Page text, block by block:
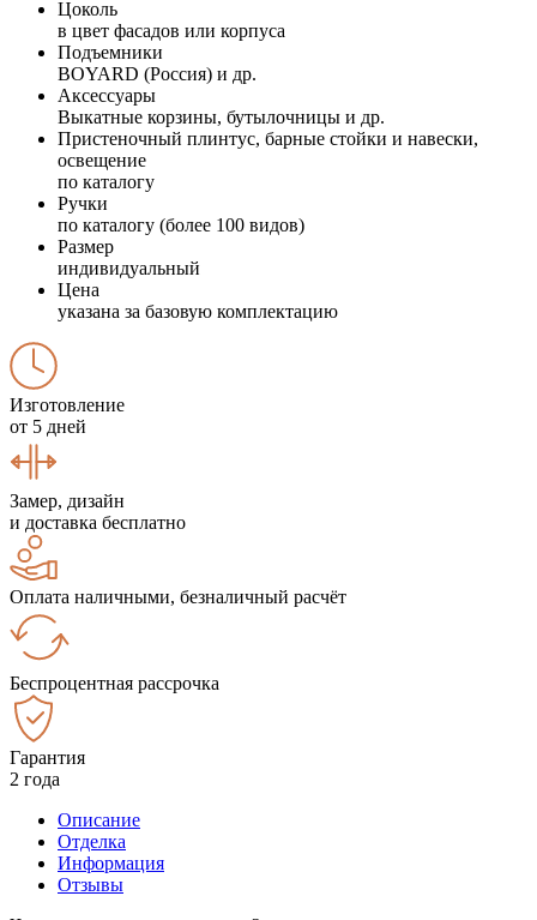
Цоколь
в цвет фасадов или корпуса
Подъемники
BOYARD (Россия) и др.
Аксессуары
Выкатные корзины, бутылочницы и др.
Пристеночный плинтус, барные стойки и навески,
освещение
по каталогу
Ручки
по каталогу (более 100 видов)
Размер
индивидуальный
Цена
указана за базовую комплектацию
Изготовление
от 5 дней
Замер, дизайн
и доставка бесплатно
Оплата наличными, безналичный расчёт
Беспроцентная рассрочка
Гарантия
2 года
Описание
Отделка
Информация
Отзывы